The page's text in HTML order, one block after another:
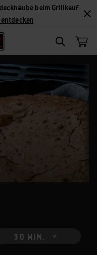
SEARCH
beim Grillkauf
30 MIN.